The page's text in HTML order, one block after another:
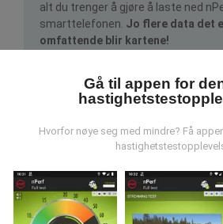
alt du trenger å gjøre å laste ned
smarttelefonen. Jo flere data det
omfattende blir kartene!
Nettverksdekningskart oppdateres
bot hver time. Speed kart er
Gå til appen for
Hvorfor nøye seg med mindre? Få